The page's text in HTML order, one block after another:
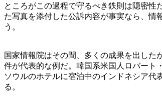
ところがこの過程で守るべき鉄則は隠密
た写真を添付した公訴内容が事実なら、情
う。
国家情報院はその間、多くの成果を出し
件が代表的な例だ。韓国系米国人ロバート
ソウルのホテルに宿泊中のインドネシア
る。